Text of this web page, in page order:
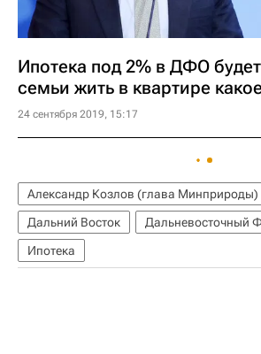
Ипотека под 2% в ДФО
семьи жить в квартире
24 сентября 2019, 15:17
Александр Козлов (глава Минприроды)
Дальний Восток
Дальневосточный
Ипотека